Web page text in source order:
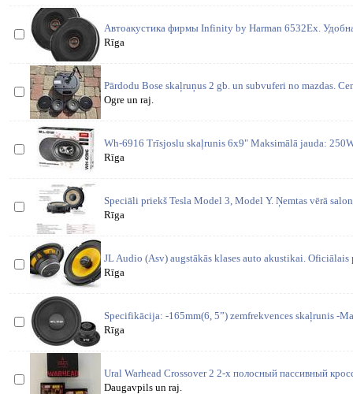
Автоакустика фирмы Infinity by Harman 6532Ex.
Rīga
Pārdodu Bose skaļruņus 2 gb. un subvuferi no mazdas.
Ogre un raj.
Wh-6916 Trīsjoslu skaļrunis 6x9" Maksimālā jauda:
Rīga
Speciāli priekš Tesla Model 3, Model Y. Ņemtas vērā
Rīga
JL Audio (Asv) augstākās klases auto akustikai.
Rīga
Specifikācija: -165mm(6, 5”) zemfrekvences skaļrunis -
Rīga
Ural Warhead Crossover 2 2-х полосный пассивный
Daugavpils un raj.